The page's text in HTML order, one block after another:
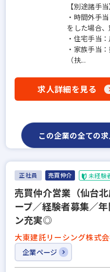
【別途諸手当
・時間外手
をした場合、
・住宅手当
・家族手当
（扶...
求人詳細を見る
この企業の全ての
正社員 売買仲介 未経験
売買仲介営業（仙台
ープ／経験者募集／
ン充実◎
大東建託リーシング株式
企業ページ